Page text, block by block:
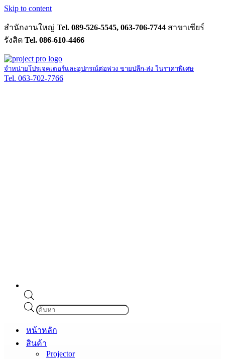
Skip to content
สำนักงานใหญ่ Tel. 089-526-5545, 063-706-7744 สาขาเซียร์
รังสิต Tel. 086-610-4466
จำหน่ายโปรเจคเตอร์และอุปกรณ์ต่อพ่วง ขายปลีก-ส่ง ในราคาพิเศษ
Tel. 063-702-7766
Products
search
หน้าหลัก
สินค้า
Projector